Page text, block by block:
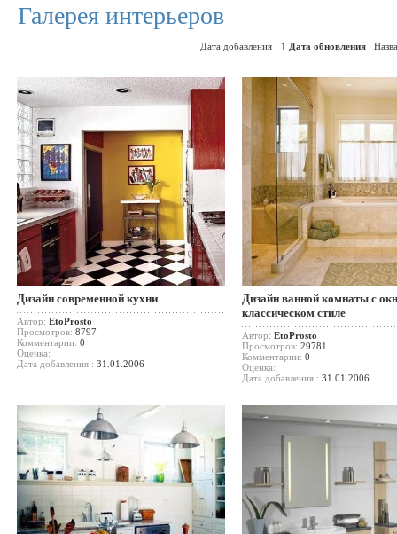
Галерея интерьеров
Дата добавления ↑ Дата обновления
Дизайн современной кухни
Автор: EtoProsto
Просмотров: 8797
Комментарии: 0
Оценка:
Дата добавления : 31.01.2006
Дизайн ванной комнаты с
классическом стиле
Автор: EtoProsto
Просмотров: 29781
Комментарии: 0
Оценка:
Дата добавления : 31.01.2006